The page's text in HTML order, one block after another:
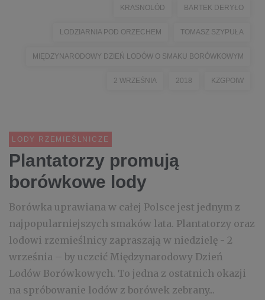
KRASNOLÓD BARTEK DERYŁO
LODZIARNIA POD ORZECHEM TOMASZ SZYPUŁA
MIĘDZYNARODOWY DZIEŃ LODÓW O SMAKU BORÓWKOWYM
2 WRZEŚNIA 2018 KZGPOIW
LODY RZEMIEŚLNICZE
Plantatorzy promują
borówkowe lody
Borówka uprawiana w całej Polsce jest jednym z
najpopularniejszych smaków lata. Plantatorzy oraz
lodowi rzemieślnicy zapraszają w niedzielę - 2
września – by uczcić Międzynarodowy Dzień
Lodów Borówkowych. To jedna z ostatnich okazji
na spróbowanie lodów z borówek zebrany...